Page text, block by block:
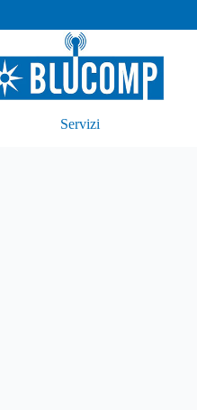
Servizi